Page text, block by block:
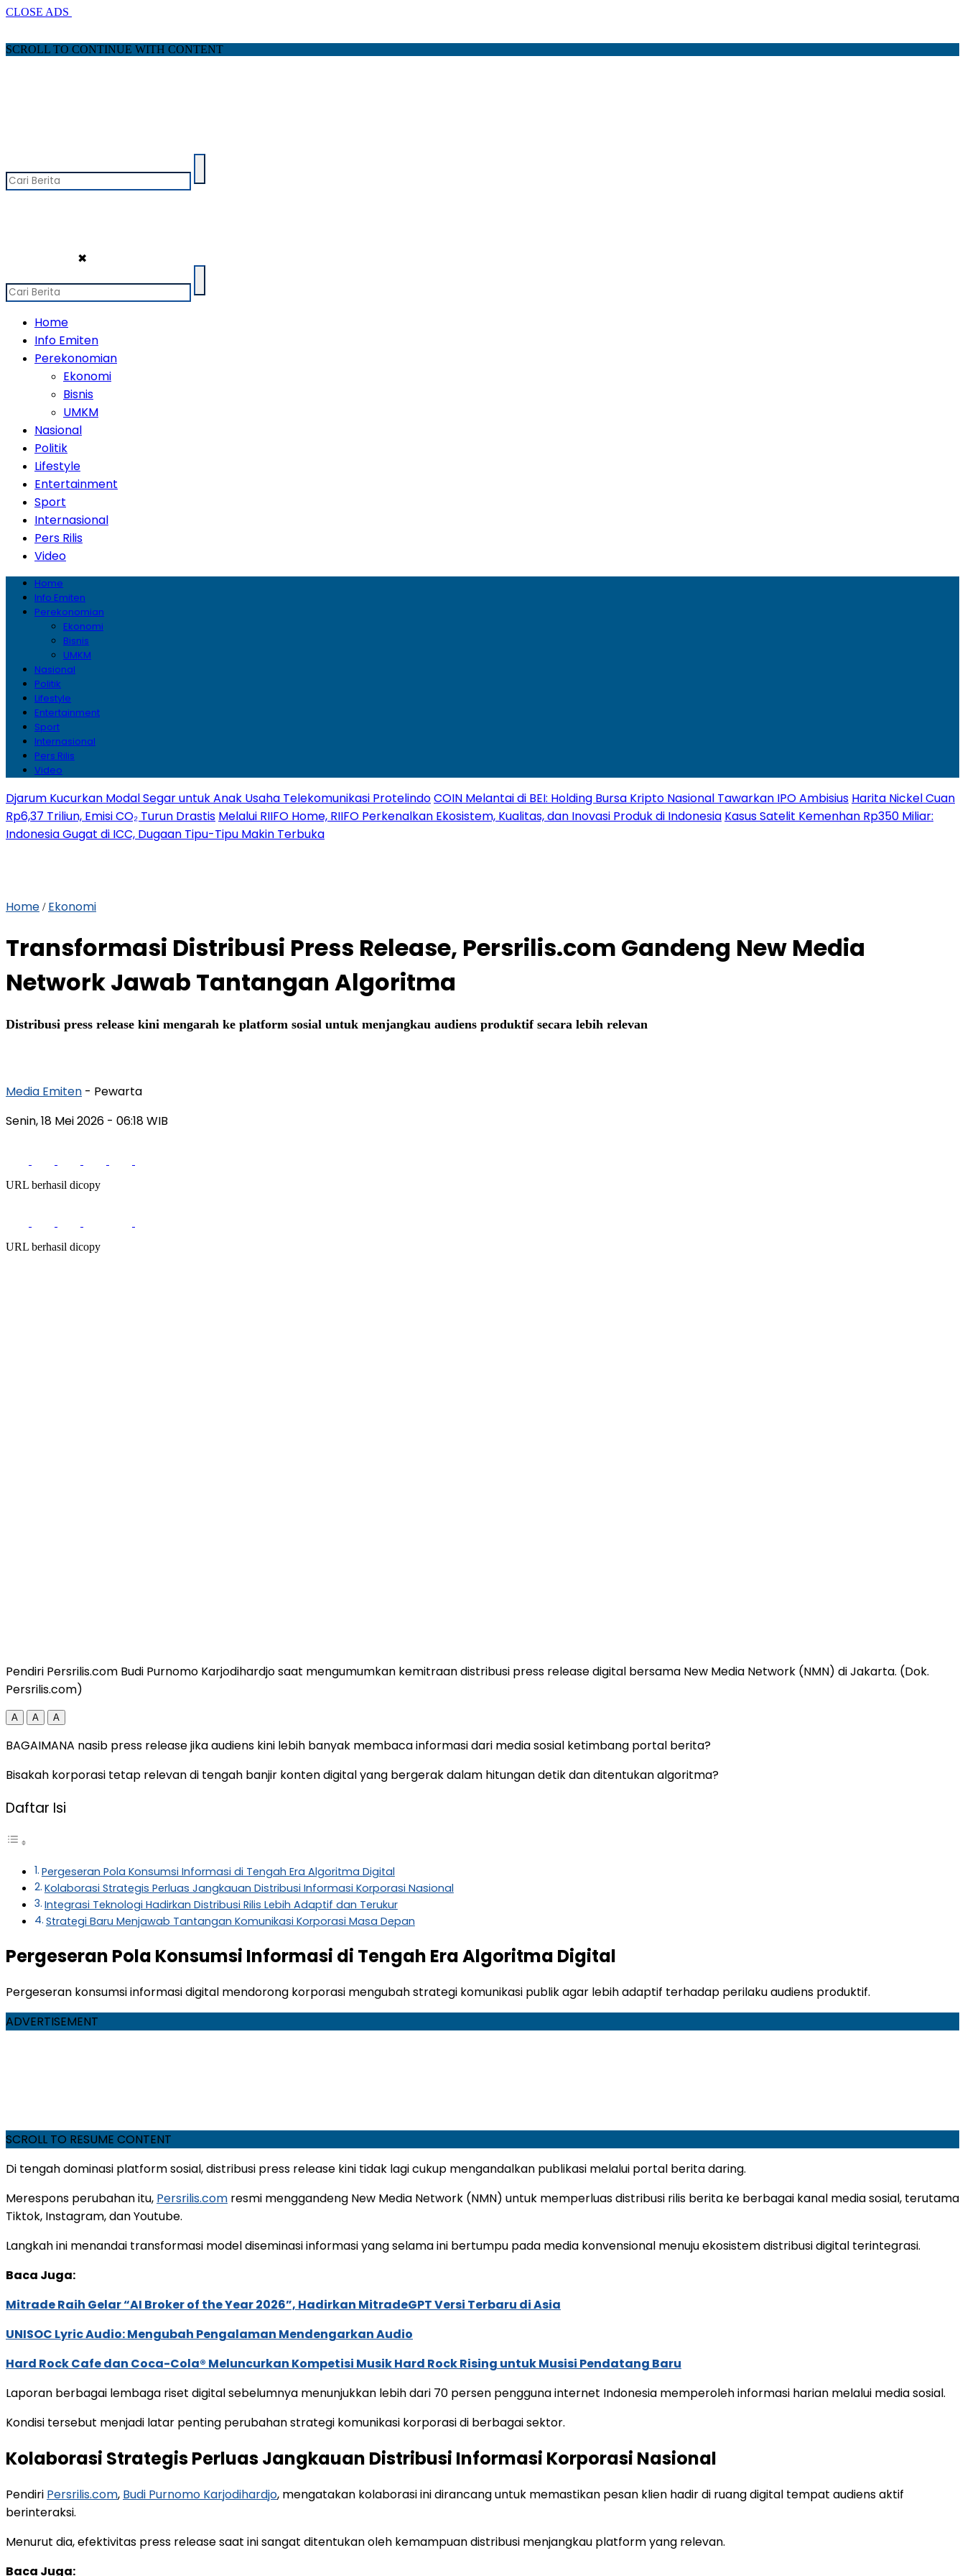
CLOSE ADS
SCROLL TO CONTINUE WITH CONTENT
✖
Home
Info Emiten
Perekonomian
Ekonomi
Bisnis
UMKM
Nasional
Politik
Lifestyle
Entertainment
Sport
Internasional
Pers Rilis
Video
Home
Info Emiten
Perekonomian
Ekonomi
Bisnis
UMKM
Nasional
Politik
Lifestyle
Entertainment
Sport
Internasional
Pers Rilis
Video
Djarum Kucurkan Modal Segar untuk Anak Usaha Telekomunikasi ProtelindoCOIN Melantai di BEI: Holding Bursa Kripto Nasional Tawarkan IPO Ambisius Harita Nickel Cuan
Rp6,37 Triliun, Emisi CO₂ Turun Drastis Melalui RIIFO Home, RIIFO Perkenalkan Ekosistem, Kualitas, dan Inovasi Produk di Indonesia Kasus Satelit Kemenhan Rp350 Miliar:
Indonesia Gugat di ICC, Dugaan Tipu-Tipu Makin Terbuka
Home / Ekonomi
Transformasi Distribusi Press Release, Persrilis.com Gandeng New Media
Network Jawab Tantangan Algoritma
Distribusi press release kini mengarah ke platform sosial untuk menjangkau audiens produktif secara lebih relevan
Media Emiten - Pewarta
Senin, 18 Mei 2026 - 06:18 WIB
URL berhasil dicopy
URL berhasil dicopy
Pendiri Persrilis.com Budi Purnomo Karjodihardjo saat mengumumkan kemitraan distribusi press release digital bersama New Media Network (NMN) di Jakarta. (Dok.
Persrilis.com)
A A A
BAGAIMANA nasib press release jika audiens kini lebih banyak membaca informasi dari media sosial ketimbang portal berita?
Bisakah korporasi tetap relevan di tengah banjir konten digital yang bergerak dalam hitungan detik dan ditentukan algoritma?
Daftar Isi
Pergeseran Pola Konsumsi Informasi di Tengah Era Algoritma Digital
Kolaborasi Strategis Perluas Jangkauan Distribusi Informasi Korporasi Nasional
Integrasi Teknologi Hadirkan Distribusi Rilis Lebih Adaptif dan Terukur
Strategi Baru Menjawab Tantangan Komunikasi Korporasi Masa Depan
Pergeseran Pola Konsumsi Informasi di Tengah Era Algoritma Digital
Pergeseran konsumsi informasi digital mendorong korporasi mengubah strategi komunikasi publik agar lebih adaptif terhadap perilaku audiens produktif.
ADVERTISEMENT
SCROLL TO RESUME CONTENT
Di tengah dominasi platform sosial, distribusi press release kini tidak lagi cukup mengandalkan publikasi melalui portal berita daring.
Merespons perubahan itu, Persrilis.com resmi menggandeng New Media Network (NMN) untuk memperluas distribusi rilis berita ke berbagai kanal media sosial, terutama
Tiktok, Instagram, dan Youtube.
Langkah ini menandai transformasi model diseminasi informasi yang selama ini bertumpu pada media konvensional menuju ekosistem distribusi digital terintegrasi.
Baca Juga:
Mitrade Raih Gelar “AI Broker of the Year 2026”, Hadirkan MitradeGPT Versi Terbaru di Asia
UNISOC Lyric Audio: Mengubah Pengalaman Mendengarkan Audio
Hard Rock Cafe dan Coca-Cola® Meluncurkan Kompetisi Musik Hard Rock Rising untuk Musisi Pendatang Baru
Laporan berbagai lembaga riset digital sebelumnya menunjukkan lebih dari 70 persen pengguna internet Indonesia memperoleh informasi harian melalui media sosial.
Kondisi tersebut menjadi latar penting perubahan strategi komunikasi korporasi di berbagai sektor.
Kolaborasi Strategis Perluas Jangkauan Distribusi Informasi Korporasi Nasional
Pendiri Persrilis.com, Budi Purnomo Karjodihardjo, mengatakan kolaborasi ini dirancang untuk memastikan pesan klien hadir di ruang digital tempat audiens aktif
berinteraksi.
Menurut dia, efektivitas press release saat ini sangat ditentukan oleh kemampuan distribusi menjangkau platform yang relevan.
Baca Juga: